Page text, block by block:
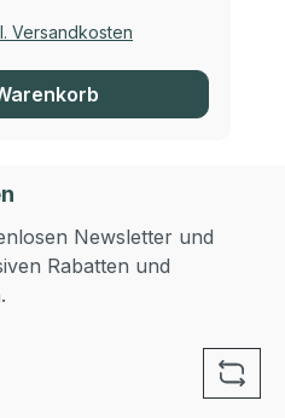
Versandkosten
Newsletter und
Rabatten und